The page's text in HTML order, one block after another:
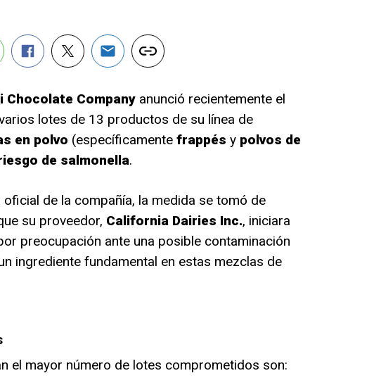
Chocolate Companyanunció recientemente el
lotes de 13 productos de su línea de
en polvo (específicamente frappés y polvos de
de salmonella.
de la compañía, la medida se tomó de
su proveedor, California Dairies Inc., iniciara
preocupación ante una posible contaminación
ingrediente fundamental en estas mezclas de
el mayor número de lotes comprometidos son: